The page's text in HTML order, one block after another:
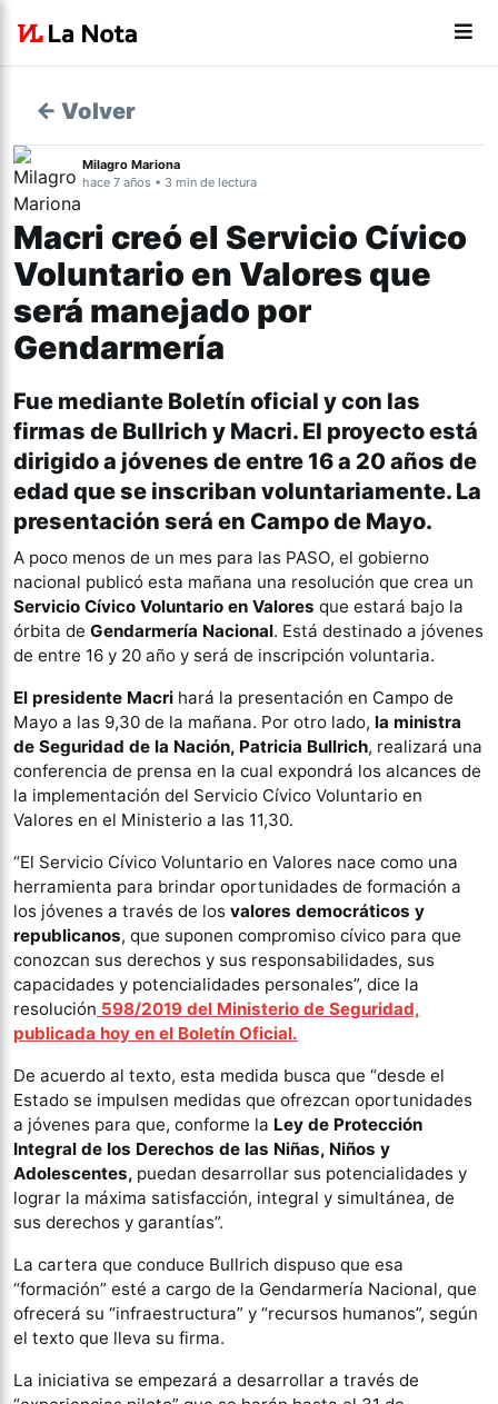
← Volver
Milagro Mariona
hace 7 años • 3 min de lectura
Macri creó el Servicio Cívico
Voluntario en Valores que
será manejado por
Gendarmería
Fue mediante Boletín oficial y con las
firmas de Bullrich y Macri. El proyecto está
dirigido a jóvenes de entre 16 a 20 años de
edad que se inscriban voluntariamente. La
presentación será en Campo de Mayo.
A poco menos de un mes para las PASO, el gobierno
nacional publicó esta mañana una resolución que crea un
Servicio Cívico Voluntario en Valores que estará bajo la
órbita de Gendarmería Nacional. Está destinado a jóvenes
de entre 16 y 20 año y será de inscripción voluntaria.
El presidente Macri hará la presentación en Campo de
Mayo a las 9,30 de la mañana. Por otro lado, la ministra
de Seguridad de la Nación, Patricia Bullrich, realizará una
conferencia de prensa en la cual expondrá los alcances de
la implementación del Servicio Cívico Voluntario en
Valores en el Ministerio a las 11,30.
“El Servicio Cívico Voluntario en Valores nace como una
herramienta para brindar oportunidades de formación a
los jóvenes a través de los valores democráticos y
republicanos, que suponen compromiso cívico para que
conozcan sus derechos y sus responsabilidades, sus
capacidades y potencialidades personales”, dice la
resolución 598/2019 del Ministerio de Seguridad,
publicada hoy en el Boletín Oficial.
De acuerdo al texto, esta medida busca que “desde el
Estado se impulsen medidas que ofrezcan oportunidades
a jóvenes para que, conforme la Ley de Protección
Integral de los Derechos de las Niñas, Niños y
Adolescentes, puedan desarrollar sus potencialidades y
lograr la máxima satisfacción, integral y simultánea, de
sus derechos y garantías”.
La cartera que conduce Bullrich dispuso que esa
“formación” esté a cargo de la Gendarmería Nacional, que
ofrecerá su “infraestructura” y “recursos humanos”, según
el texto que lleva su firma.
La iniciativa se empezará a desarrollar a través de